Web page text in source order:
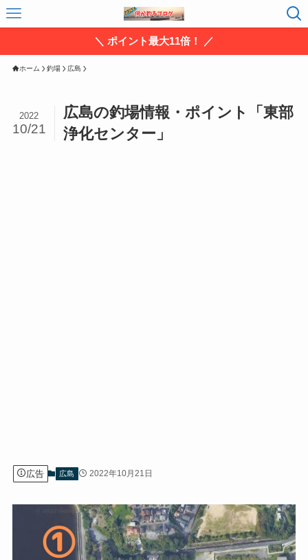
＼ ポイント最大11倍！ ／
ホーム 釣場 広島
広島の釣場情報・ポイント「東部
浄化センター」
2022
10/21
広告 広島 2022年10月21日